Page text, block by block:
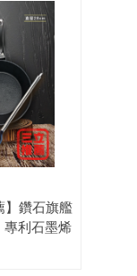
】鑽石旗艦
專利石墨烯
附蓋)